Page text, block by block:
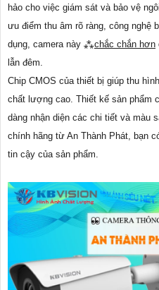
hảo cho việc giám sát và bảo vệ
ưu điểm thu âm rõ ràng, công nghệ
dụng, camera này ⁂chắc chắn hơn
lẫn đêm.
Chip CMOS của thiết bị giúp thu
chất lượng cao. Thiết kế sản phẩm
dàng nhận diện các chi tiết và màu
chính hãng từ An Thành Phát, bạn
tin cậy của sản phẩm.